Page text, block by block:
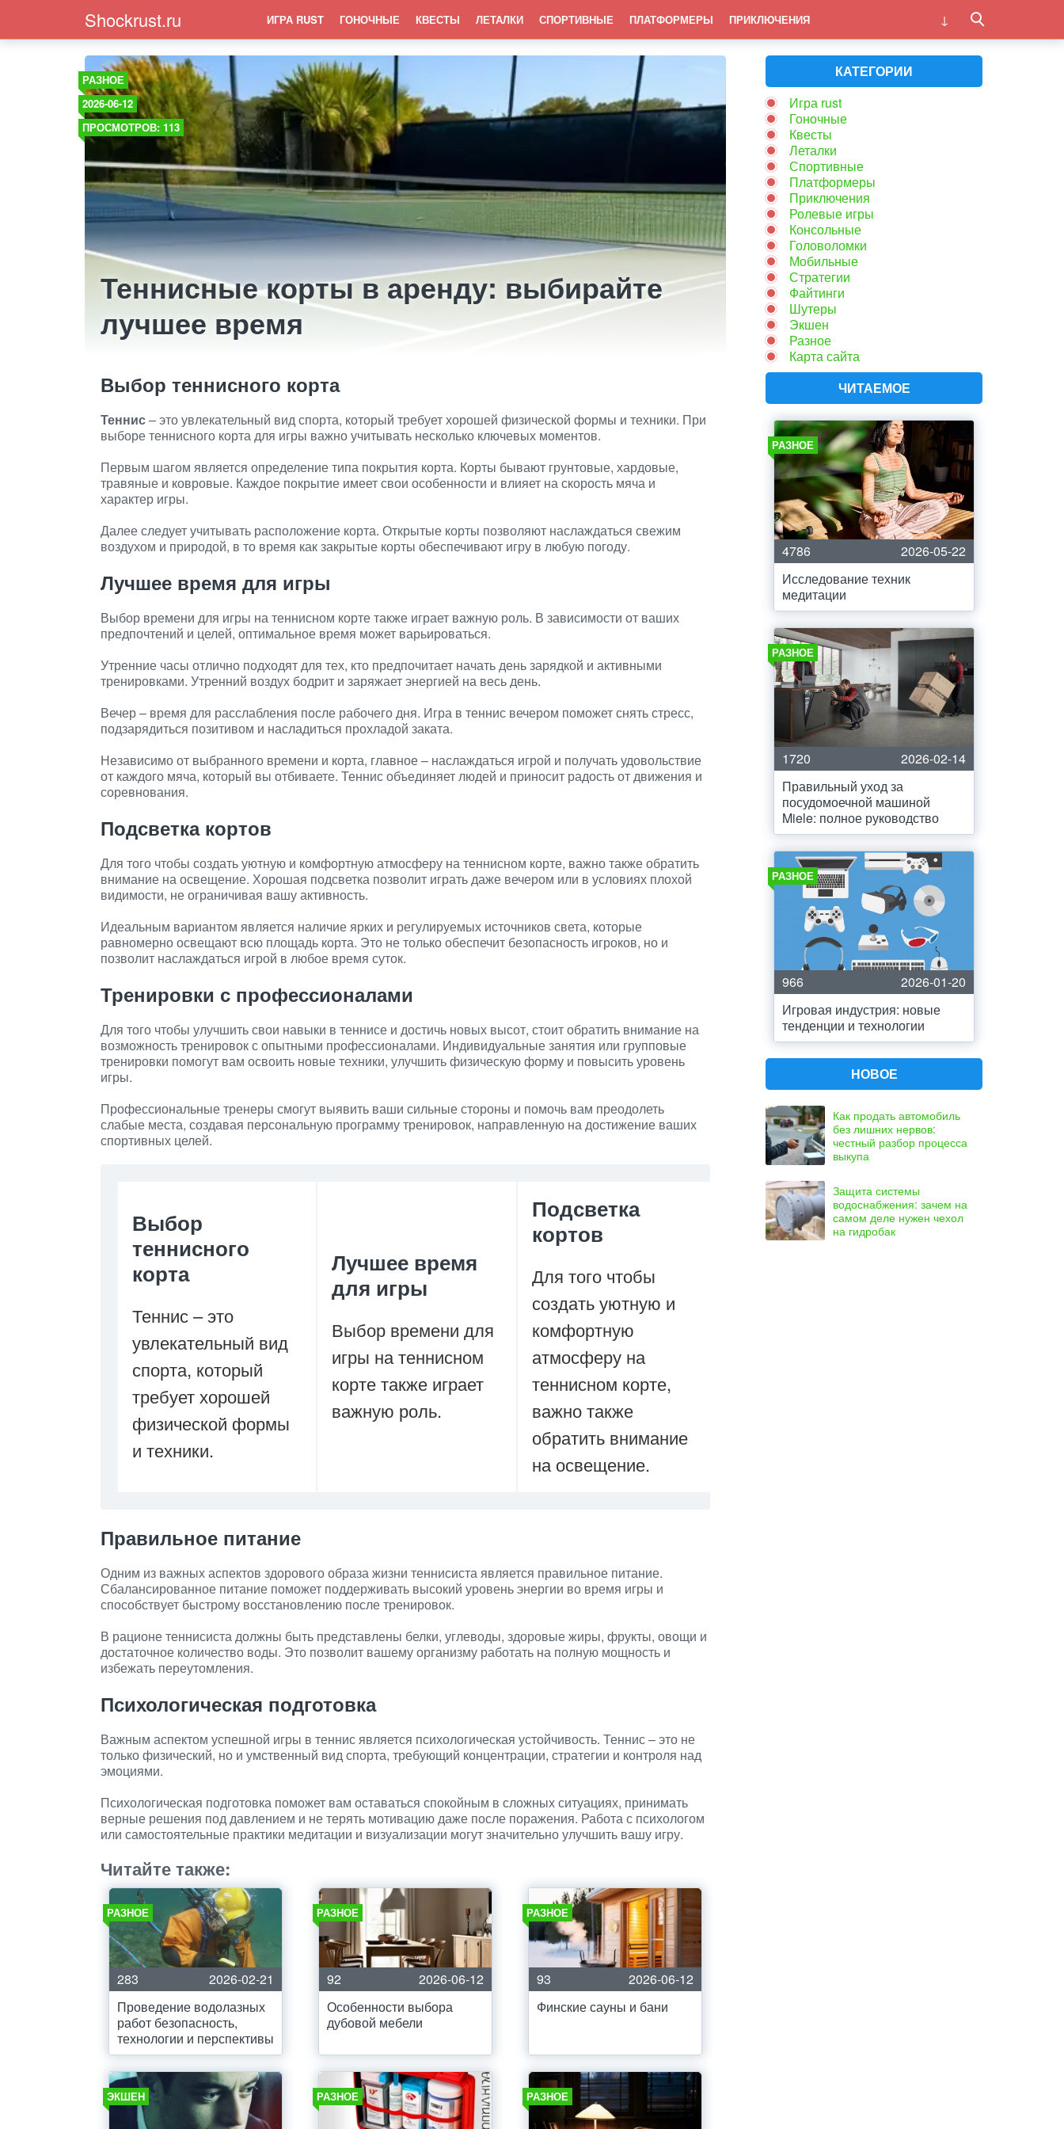
Shockrust.ru ИГРА RUST ГОНОЧНЫЕ КВЕСТЫ ЛЕТАЛКИ СПОРТИВНЫЕ ПЛАТФОРМЕРЫ ПРИКЛЮЧЕНИЯ
РАЗНОЕ
2026-06-12
ПРОСМОТРОВ: 113
Теннисные корты в аренду: выбирайте
лучшее время
Выбор теннисного корта
Теннис– это увлекательный вид спорта, который требует хорошей физической формы и техники. При
выборе теннисного корта для игры важно учитывать несколько ключевых моментов.
Первым шагом является определение типа покрытия корта. Корты бывают грунтовые, хардовые,
травяные и ковровые. Каждое покрытие имеет свои особенности и влияет на скорость мяча и
характер игры.
Далее следует учитывать расположение корта. Открытые корты позволяют наслаждаться свежим
воздухом и природой, в то время как закрытые корты обеспечивают игру в любую погоду.
Лучшее время для игры
Выбор времени для игры на теннисном корте также играет важную роль. В зависимости от ваших
предпочтений и целей, оптимальное время может варьироваться.
Утренние часы отлично подходят для тех, кто предпочитает начать день зарядкой и активными
тренировками. Утренний воздух бодрит и заряжает энергией на весь день.
Вечер – время для расслабления после рабочего дня. Игра в теннис вечером поможет снять стресс,
подзарядиться позитивом и насладиться прохладой заката.
Независимо от выбранного времени и корта, главное – наслаждаться игрой и получать удовольствие
от каждого мяча, который вы отбиваете. Теннис объединяет людей и приносит радость от движения и
соревнования.
Подсветка кортов
Для того чтобы создать уютную и комфортную атмосферу на теннисном корте, важно также обратить
внимание на освещение. Хорошая подсветка позволит играть даже вечером или в условиях плохой
видимости, не ограничивая вашу активность.
Идеальным вариантом является наличие ярких и регулируемых источников света, которые
равномерно освещают всю площадь корта. Это не только обеспечит безопасность игроков, но и
позволит наслаждаться игрой в любое время суток.
Тренировки с профессионалами
Для того чтобы улучшить свои навыки в теннисе и достичь новых высот, стоит обратить внимание на
возможность тренировок с опытными профессионалами. Индивидуальные занятия или групповые
тренировки помогут вам освоить новые техники, улучшить физическую форму и повысить уровень
игры.
Профессиональные тренеры смогут выявить ваши сильные стороны и помочь вам преодолеть
слабые места, создавая персональную программу тренировок, направленную на достижение ваших
спортивных целей.
Выбор
теннисного
корта
Теннис – это
увлекательный вид
спорта, который
требует хорошей
физической формы
и техники.
Лучшее время
для игры
Выбор времени для
игры на теннисном
корте также играет
важную роль.
Подсветка
кортов
Для того чтобы
создать уютную и
комфортную
атмосферу на
теннисном корте,
важно также
обратить внимание
на освещение.
Правильное питание
Одним из важных аспектов здорового образа жизни теннисиста является правильное питание.
Сбалансированное питание поможет поддерживать высокий уровень энергии во время игры и
способствует быстрому восстановлению после тренировок.
В рационе теннисиста должны быть представлены белки, углеводы, здоровые жиры, фрукты, овощи и
достаточное количество воды. Это позволит вашему организму работать на полную мощность и
избежать переутомления.
Психологическая подготовка
Важным аспектом успешной игры в теннис является психологическая устойчивость. Теннис – это не
только физический, но и умственный вид спорта, требующий концентрации, стратегии и контроля над
эмоциями.
Психологическая подготовка поможет вам оставаться спокойным в сложных ситуациях, принимать
верные решения под давлением и не терять мотивацию даже после поражения. Работа с психологом
или самостоятельные практики медитации и визуализации могут значительно улучшить вашу игру.
Читайте также:
РАЗНОЕ
283
2026-02-21
Проведение водолазных
работ безопасность,
технологии и перспективы
РАЗНОЕ
92
2026-06-12
Особенности выбора
дубовой мебели
РАЗНОЕ
93
2026-06-12
Финские сауны и бани
ЭКШЕН РАЗНОЕ РАЗНОЕ
КАТЕГОРИИ
Игра rust
Гоночные
Квесты
Леталки
Спортивные
Платформеры
Приключения
Ролевые игры
Консольные
Головоломки
Мобильные
Стратегии
Файтинги
Шутеры
Экшен
Разное
Карта сайта
ЧИТАЕМОЕ
РАЗНОЕ
4786
2026-05-22
Исследование техник
медитации
РАЗНОЕ
1720
2026-02-14
Правильный уход за
посудомоечной машиной
Miele: полное руководство
РАЗНОЕ
966
2026-01-20
Игровая индустрия: новые
тенденции и технологии
НОВОЕ
Как продать автомобиль
без лишних нервов:
честный разбор процесса
выкупа
Защита системы
водоснабжения: зачем на
самом деле нужен чехол
на гидробак